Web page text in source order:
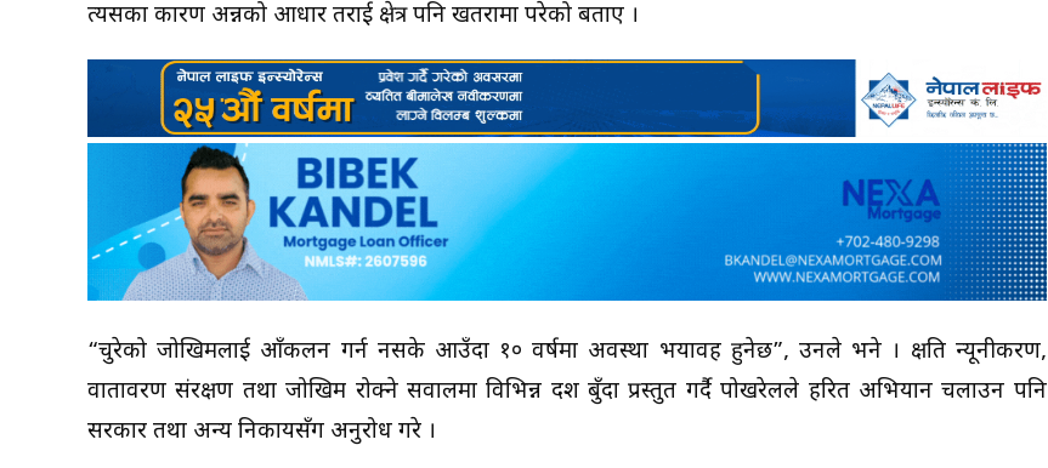
त्यसका कारण अन्नको आधार तराई क्षेत्र पनि खतरामा परेको बताए ।
“चुरेको जोखिमलाई आँकलन गर्न नसके आउँदा १० वर्षमा अवस्था भयावह हुनेछ”, उनले भने । क्षति न्यूनीकरण,
वातावरण संरक्षण तथा जोखिम रोक्ने सवालमा विभिन्न दश बुँदा प्रस्तुत गर्दै पोखरेलले हरित अभियान चलाउन पनि
सरकार तथा अन्य निकायसँग अनुरोध गरे ।